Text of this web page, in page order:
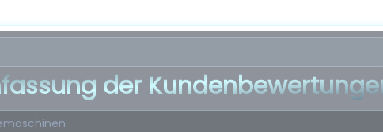
der